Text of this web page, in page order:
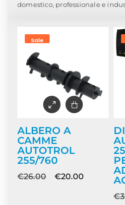
domestico, professionale e
Sale
ALBERO A
CAMME
AUTOTROL
255/760
€26.00 €20.00
€